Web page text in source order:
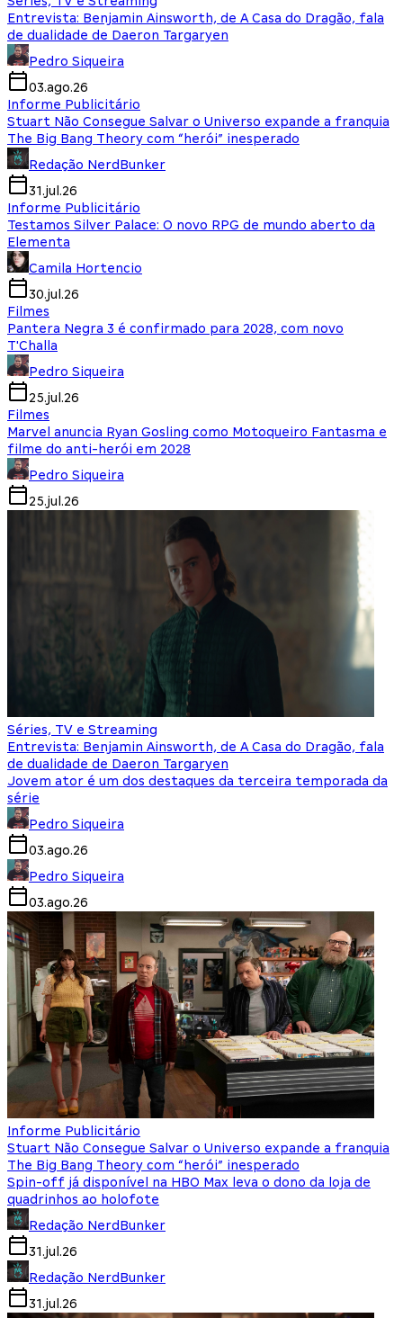
Entrevista: Benjamin Ainsworth, de A Casa do Dragão, fala
de dualidade de Daeron Targaryen
Pedro Siqueira
03.ago.26
Informe Publicitário
Stuart Não Consegue Salvar o Universo expande a franquia
The Big Bang Theory com “herói” inesperado
Redação NerdBunker
31.jul.26
Informe Publicitário
Testamos Silver Palace: O novo RPG de mundo aberto da
Elementa
Camila Hortencio
30.jul.26
Filmes
Pantera Negra 3 é confirmado para 2028, com novo
T'Challa
Pedro Siqueira
25.jul.26
Filmes
Marvel anuncia Ryan Gosling como Motoqueiro Fantasma e
filme do anti-herói em 2028
Pedro Siqueira
25.jul.26
Séries, TV e Streaming
Entrevista: Benjamin Ainsworth, de A Casa do Dragão, fala
de dualidade de Daeron Targaryen
Jovem ator é um dos destaques da terceira temporada da
série
Pedro Siqueira
03.ago.26
Pedro Siqueira
03.ago.26
Informe Publicitário
Stuart Não Consegue Salvar o Universo expande a franquia
The Big Bang Theory com “herói” inesperado
Spin-off já disponível na HBO Max leva o dono da loja de
quadrinhos ao holofote
Redação NerdBunker
31.jul.26
Redação NerdBunker
31.jul.26